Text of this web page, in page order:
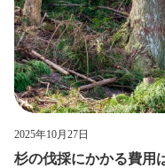
2025年10月27日
杉の伐採にかかる費用